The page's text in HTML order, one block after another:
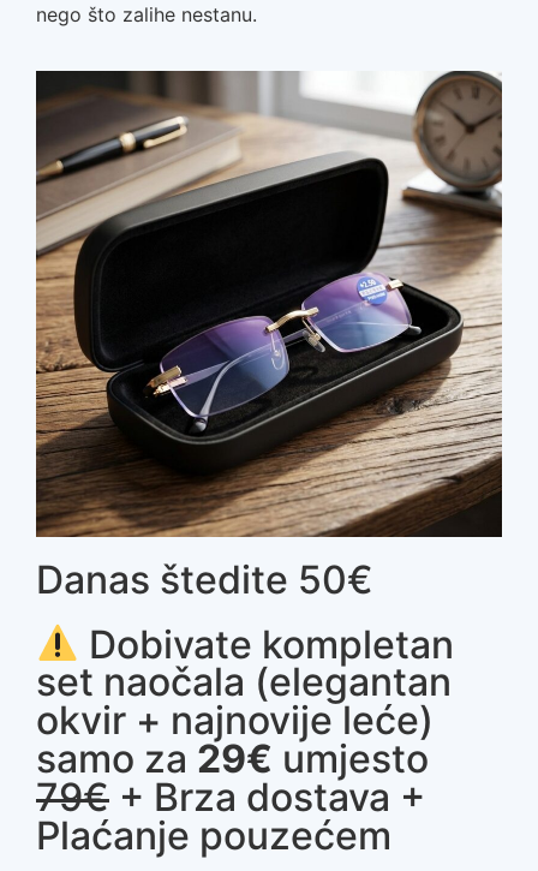
nego što zalihe nestanu.
Danas štedite 50€
Dobivate kompletan
set naočala (elegantan
okvir + najnovije leće)
samo za 29€ umjesto
79€ + Brza dostava +
Plaćanje pouzećem